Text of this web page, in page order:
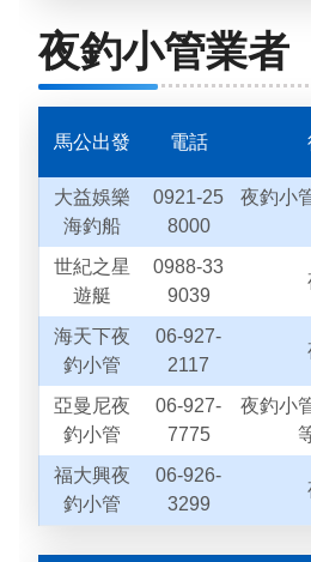
夜釣小管業者
馬公出發 電話
大益娛樂
海釣船
0921-25
8000
夜釣小
世紀之星
遊艇
0988-33
9039
海天下夜
釣小管
06-927-
2117
亞曼尼夜
釣小管
06-927-
7775
夜釣小
福大興夜
釣小管
06-926-
3299